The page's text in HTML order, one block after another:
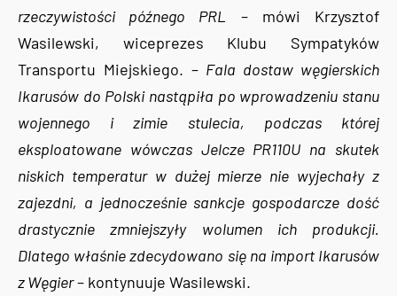
rzeczywistości późnego PRL
– mówi Krzysztof
Wasilewski, wiceprezes Klubu Sympatyków
Transportu Miejskiego. – Fala dostaw węgierskich
Ikarusów do Polski nastąpiła po wprowadzeniu stanu
wojennego i zimie stulecia, podczas której
eksploatowane wówczas Jelcze PR110U na skutek
niskich temperatur w dużej mierze nie wyjechały z
zajezdni, a jednocześnie sankcje gospodarcze dość
drastycznie zmniejszyły wolumen ich produkcji.
Dlatego właśnie zdecydowano się na import Ikarusów
z Węgier– kontynuuje Wasilewski.